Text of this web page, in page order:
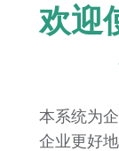
欢迎
本系统为
企业更好